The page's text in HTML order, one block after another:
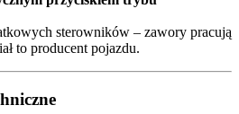
sterowników – zawory pracują
to producent pojazdu.